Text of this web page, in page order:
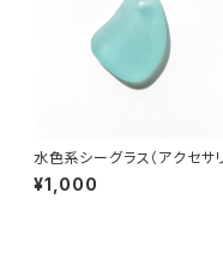
水色系シーグラス（アクセサ
用素材）AS-11
¥1,000